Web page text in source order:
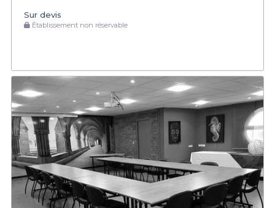
Sur devis
Établissement non réservable